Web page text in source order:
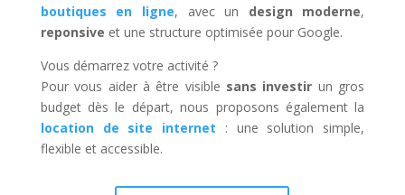
boutiques en ligne, avec un design moderne,
reponsive et une structure optimisée pour Google.
Vous démarrez votre activité ?
Pour vous aider à être visible sans investir un gros
budget dès le départ, nous proposons également la
location de site internet : une solution simple,
flexible et accessible.